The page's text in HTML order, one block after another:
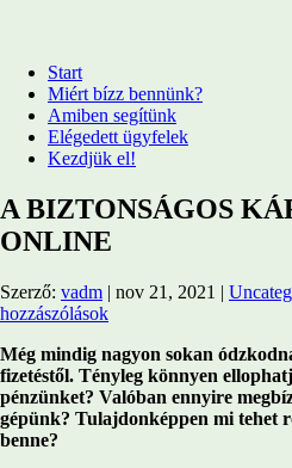
Start
Miért bízz bennünk?
Amiben segítünk
Elégedett ügyfelek
Kezdjük el!
A BIZTONSÁGOS
ONLINE
Szerző: vadm | nov 21, 2021 |
hozzászólások
Még mindig nagyon sokan
fizetéstől. Tényleg könnyen
pénzünket? Valóban ennyire
gépünk? Tulajdonképpen mi tehet
benne?